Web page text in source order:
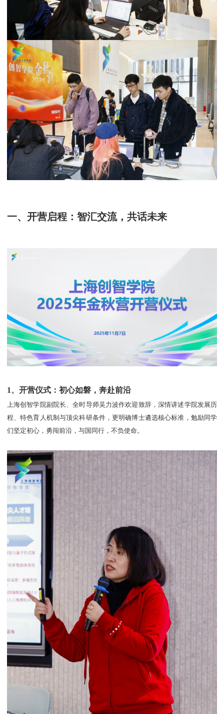
一、开营启程：智汇交流，共话未来
1、开营仪式：初心如磐，奔赴前沿
上海创智学院副院长、全时导师吴力波作欢迎致辞，深情讲述学院发展历
程、特色育人机制与顶尖科研条件，更明确博士遴选核心标准，勉励同学
们坚定初心，勇闯前沿，与国同行，不负使命。​